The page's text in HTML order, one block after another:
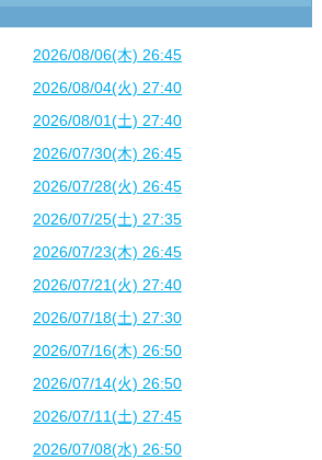
2026/08/06(木) 26:45
2026/08/04(火) 27:40
2026/08/01(土) 27:40
2026/07/30(木) 26:45
2026/07/28(火) 26:45
2026/07/25(土) 27:35
2026/07/23(木) 26:45
2026/07/21(火) 27:40
2026/07/18(土) 27:30
2026/07/16(木) 26:50
2026/07/14(火) 26:50
2026/07/11(土) 27:45
2026/07/08(水) 26:50